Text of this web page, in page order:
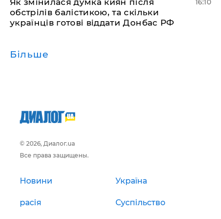
Як змінилася думка киян після
обстрілів балістикою, та скільки
українців готові віддати Донбас РФ
16:10
Більше
© 2026, Диалог.ua
Все права защищены.
Новини Україна
расія Суспільство